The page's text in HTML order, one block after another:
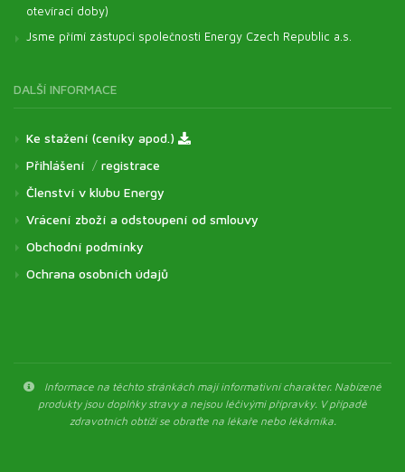
otevírací doby)
Jsme přímí zástupci společnosti Energy Czech Republic a.s.
DALŠÍ INFORMACE
Ke stažení (ceníky apod.)
Přihlášení / registrace
Členství v klubu Energy
Vrácení zboží a odstoupení od smlouvy
Obchodní podmínky
Ochrana osobních údajů
Informace na těchto stránkách mají informativní charakter. Nabízené
produkty jsou doplňky stravy a nejsou léčivými přípravky. V případě
zdravotních obtíží se obraťte na lékaře nebo lékárníka.